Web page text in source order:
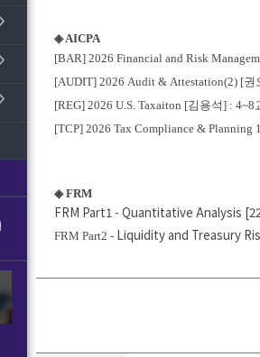
◈ AICPA
[BAR] 2026 Financial and Risk
[AUDIT] 2026 Audit & Attestation(2) [권
[REG] 2026 U.S. Taxaiton [김용석] : 4~8
[TCP] 2026 Tax Compliance & Planning
◈ FRM
FRM Part1 - Quantitative Analysis
FRM Part2 - Liquidity and Treasury